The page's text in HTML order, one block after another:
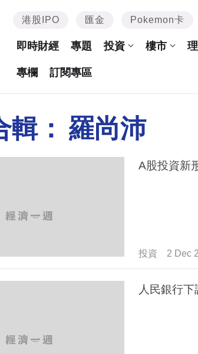
港股IPO 匯金 Pokemon卡
即時財經 專題 投資 樓市
專欄 訂閱專區
： 羅尚沛
A股投資新
投資 2 Dec
人民銀行